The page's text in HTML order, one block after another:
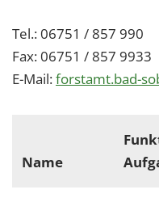
Tel.: 06751 / 857 990
Fax: 06751 / 857 9933
E-Mail:forstamt.bad-
Name